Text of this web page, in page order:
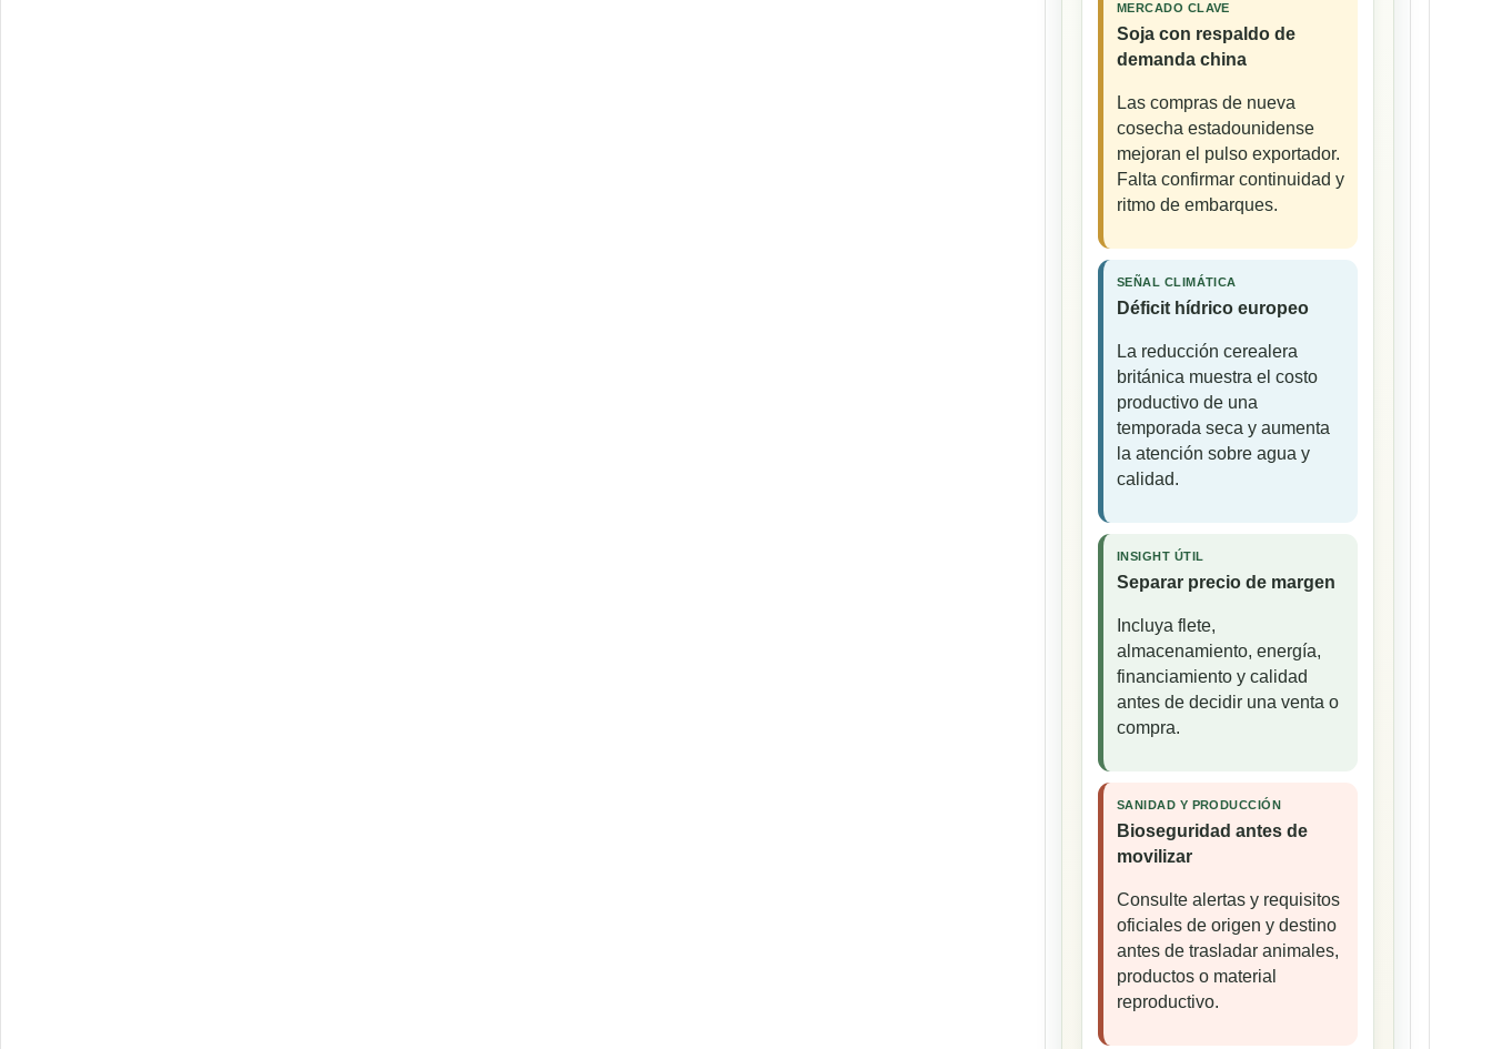
MERCADO CLAVE
Soja con respaldo de
demanda china
Las compras de nueva
cosecha estadounidense
mejoran el pulso exportador.
Falta confirmar continuidad y
ritmo de embarques.
SEÑAL CLIMÁTICA
Déficit hídrico europeo
La reducción cerealera
británica muestra el costo
productivo de una
temporada seca y aumenta
la atención sobre agua y
calidad.
INSIGHT ÚTIL
Separar precio de margen
Incluya flete,
almacenamiento, energía,
financiamiento y calidad
antes de decidir una venta o
compra.
SANIDAD Y PRODUCCIÓN
Bioseguridad antes de
movilizar
Consulte alertas y requisitos
oficiales de origen y destino
antes de trasladar animales,
productos o material
reproductivo.